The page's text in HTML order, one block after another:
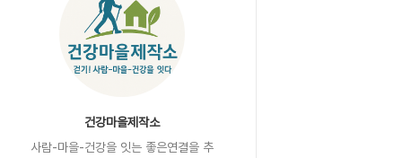
건강마을제작소
사람-마을-건강을 잇는 좋은연결을 추